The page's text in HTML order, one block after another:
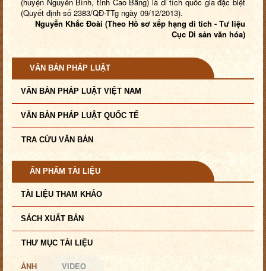
(Quyết định số 2383/QĐ-TTg ngày 09/12/2013).
Nguyễn Khắc Đoài (Theo Hồ sơ xếp hạng di tích - Tư liệu
Cục Di sản văn hóa)
VĂN BẢN PHÁP LUẬT
VĂN BẢN PHÁP LUẬT VIỆT NAM
VĂN BẢN PHÁP LUẬT QUỐC TẾ
TRA CỨU VĂN BẢN
ẤN PHẨM TÀI LIỆU
TÀI LIỆU THAM KHẢO
SÁCH XUẤT BẢN
THƯ MỤC TÀI LIỆU
ẢNH VIDEO